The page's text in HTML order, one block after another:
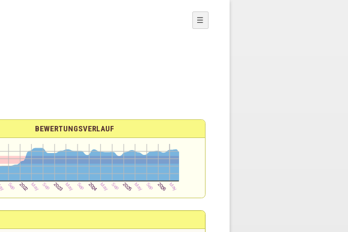
☰
BEWERTUNGSVERLAUF